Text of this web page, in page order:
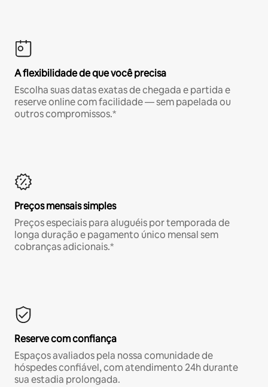
A flexibilidade de que você precisa
Escolha suas datas exatas de chegada e partida e
reserve online com facilidade — sem papelada ou
outros compromissos.*
Preços mensais simples
Preços especiais para aluguéis por temporada de
longa duração e pagamento único mensal sem
cobranças adicionais.*
Reserve com confiança
Espaços avaliados pela nossa comunidade de
hóspedes confiável, com atendimento 24h durante
sua estadia prolongada.